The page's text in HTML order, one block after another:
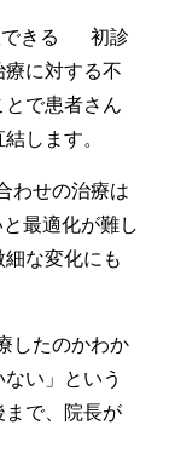
きる
初診
に対する不
で患者さん
します。
せの治療は
最適化が難し
な変化にも
たのかわか
い」という
まで、院長が